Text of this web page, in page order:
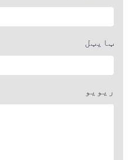
ټایټل
ریویو